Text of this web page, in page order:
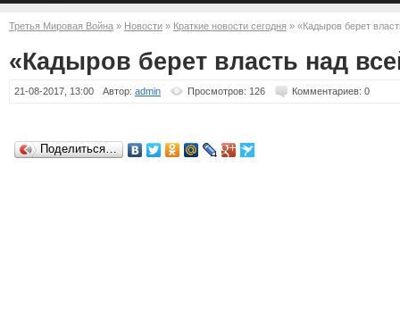
Новороссия
Третья Мировая Война » Новости » Краткие новости сегодня » «Кадыров берет
«Кадыров берет власть над
21-08-2017, 13:00 Автор: admin Просмотров: 126 Комментариев: 0
Поделиться…